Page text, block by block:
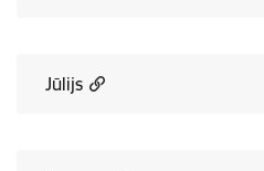
Jūlijs